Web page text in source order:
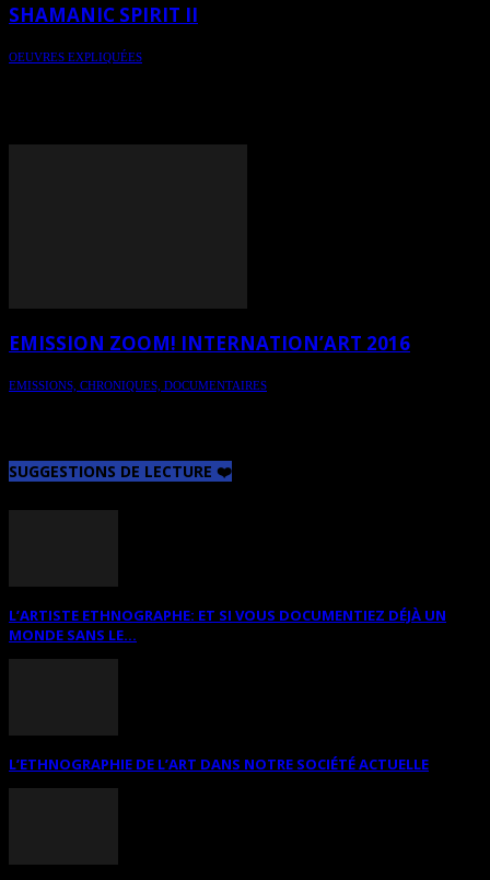
SHAMANIC SPIRIT II
OEUVRES EXPLIQUÉES
EMISSION ZOOM! INTERNATION’ART 2016
EMISSIONS, CHRONIQUES, DOCUMENTAIRES
SUGGESTIONS DE LECTURE ❤️
L’ARTISTE ETHNOGRAPHE: ET SI VOUS DOCUMENTIEZ DÉJÀ UN
MONDE SANS LE...
L’ETHNOGRAPHIE DE L’ART DANS NOTRE SOCIÉTÉ ACTUELLE